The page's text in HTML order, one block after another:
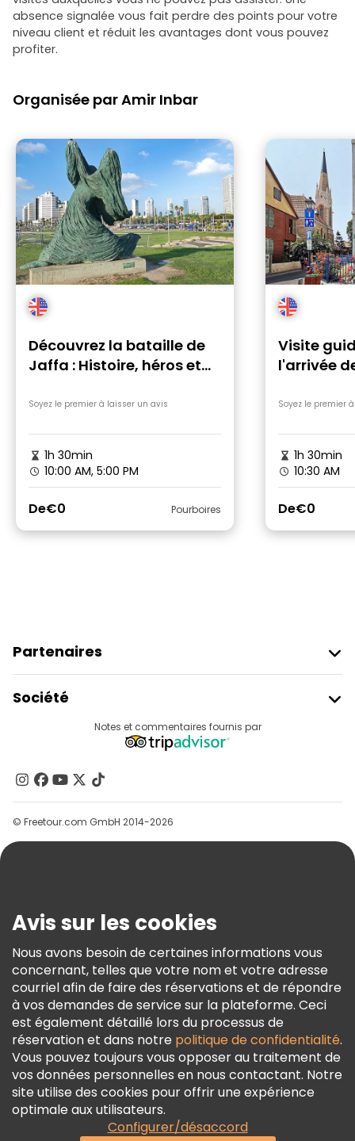
absence signalée vous fait perdre des points pour votre
niveau client et réduit les avantages dont vous pouvez
profiter.
Organisée par Amir Inbar
Découvrez la bataille de
Jaffa : Histoire, héros et
Soyez le premier à laisser un avis
1h 30min
10:00 AM, 5:00 PM
De€0 Pourboires
Visite
l'arrivée
Soyez le premier
1h 30min
10:30 AM
De€0
Partenaires
Connexion Du Fournisseur
Programme D’affiliation
Société
Contactez-Nous
Groupes
Aide
Conditions Générales Et Mentions Légales
Politique En Matière De Cookies
Freetour Prix
Programme De Fidélité
Notes et commentaires fournis par
© Freetour.com GmbH 2014-2026
Avis sur les cookies
Nous avons besoin de certaines informations vous
concernant, telles que votre nom et votre adresse
courriel afin de faire des réservations et de répondre
à vos demandes de service sur la plateforme. Ceci
est également détaillé lors du processus de
réservation et dans notre politique de confidentialité.
Vous pouvez toujours vous opposer au traitement de
vos données personnelles en nous contactant. Notre
site utilise des cookies pour offrir une expérience
optimale aux utilisateurs.
Configurer/désaccord